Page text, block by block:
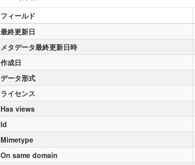
フィールド
最終更新日
メタデータ最終更新日時
作成日
データ形式
ライセンス
Has views
Id
Mimetype
On same domain